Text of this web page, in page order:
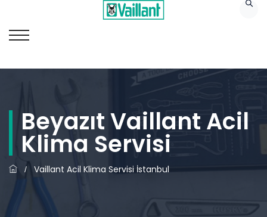
Beyazıt Vaillant Acil
Klima Servisi
/ Vaillant Acil Klima Servisi İstanbul